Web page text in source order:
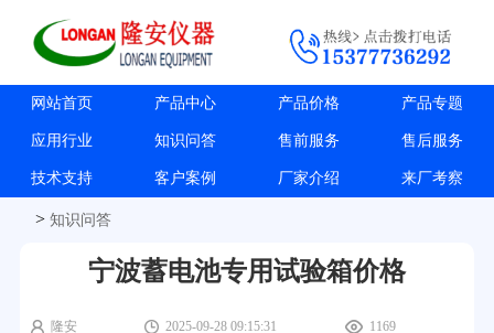
网站首页 产品中心 产品价格 产品专题
应用行业 知识问答 售前服务 售后服务
技术支持 客户案例 厂家介绍 来厂考察
> 知识问答
宁波蓄电池专用试验箱价格
隆安 2025-09-28 09:15:31 1169